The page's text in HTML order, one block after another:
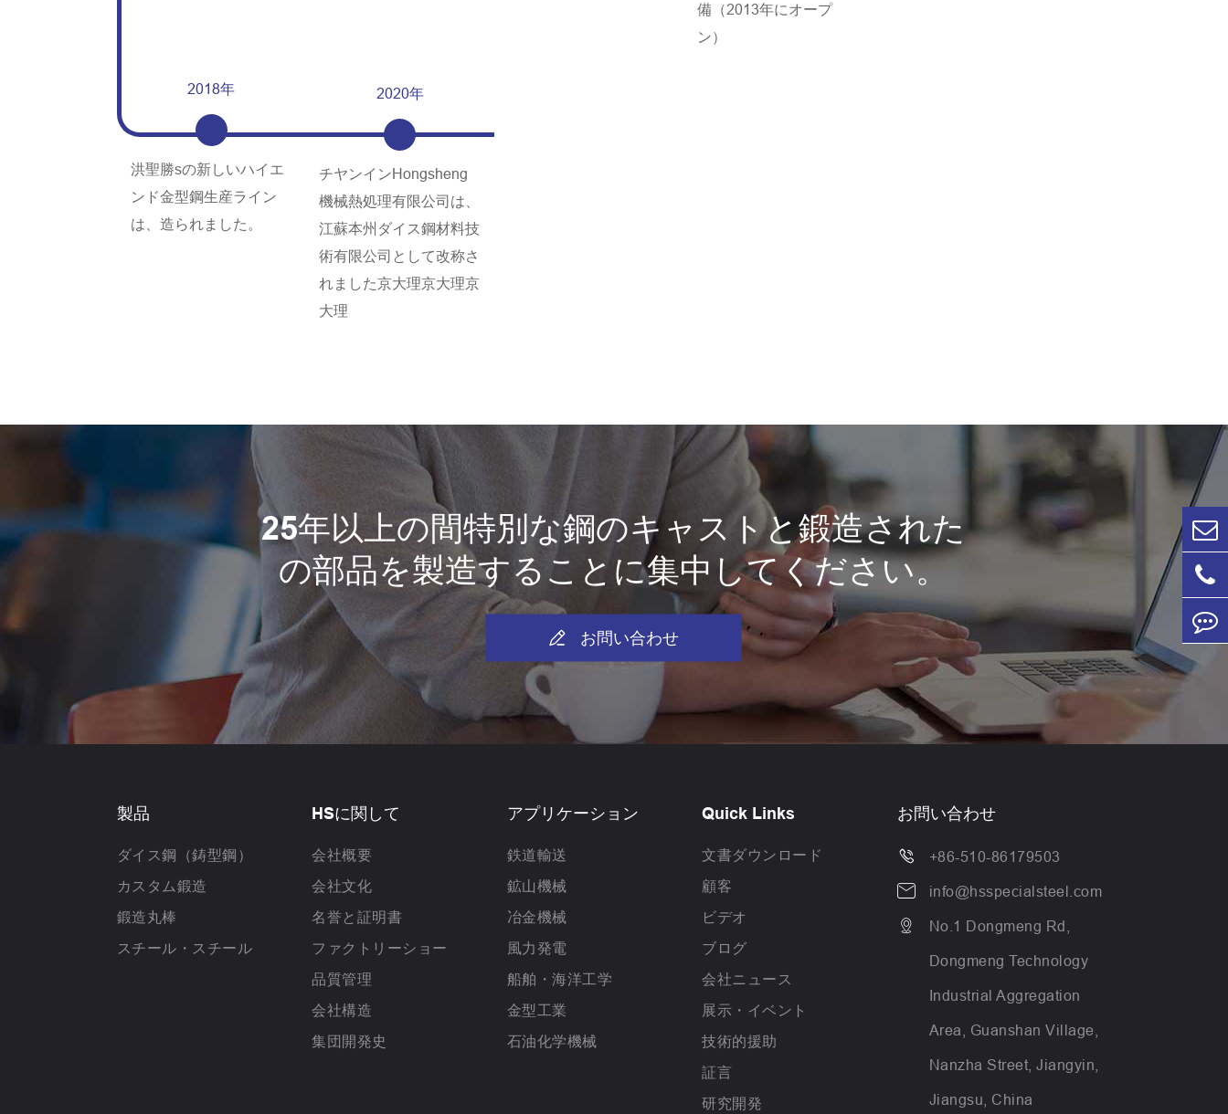
備（2013年にオープ
ン）
2018年
洪聖勝sの新しいハイエ
ンド金型鋼生産ライン
は、造られました。
2020年
チヤンインHongsheng
機械熱処理有限公司は、
江蘇本州ダイス鋼材料技
術有限公司として改称さ
れました京大理京大理京
大理
25年以上の間特別な鋼のキャストと鍛造された
の部品を製造することに集中してください。
 お問い合わせ
製品
ダイス鋼（鋳型鋼）
カスタム鍛造
鍛造丸棒
スチール・スチール
HSに関して
会社概要
会社文化
名誉と証明書
ファクトリーショー
品質管理
会社構造
集団開発史
アプリケーション
鉄道輸送
鉱山機械
冶金機械
風力発電
船舶・海洋工学
金型工業
石油化学機械
Quick Links
文書ダウンロード
顧客
ビデオ
ブログ
会社ニュース
展示・イベント
技術的援助
証言
研究開発
お問い合わせ
 +86-510-86179503
 info@hsspecialsteel.com
 No.1 Dongmeng Rd,
Dongmeng Technology
Industrial Aggregation
Area, Guanshan Village,
Nanzha Street, Jiangyin,
Jiangsu, China